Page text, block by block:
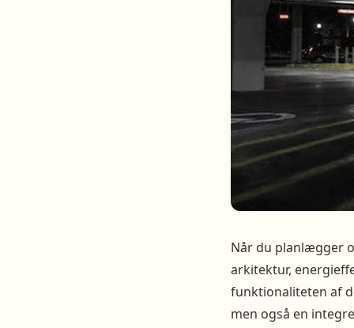
Når du planlægger
arkitektur,
funktionaliteten af
men også en